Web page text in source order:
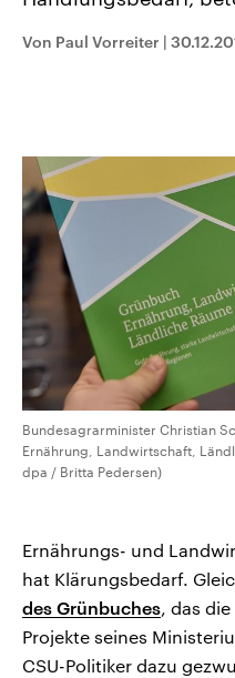
Wahl.
Von Paul Vorreiter |
Bundesagrarminister Christian
Ernährung, Landwirtschaft,
dpa / Britta Pedersen)
Ernährungs- und
hat Klärungsbedarf.
des Grünbuches, das
Projekte seines
CSU-Politiker dazu